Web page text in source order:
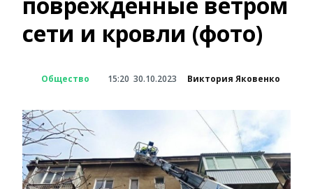
сети и кровли (фото)
Общество 15:20 30.10.2023 Виктория Яковенко